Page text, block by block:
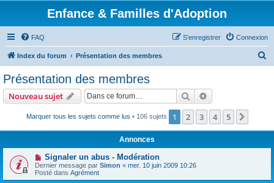
Enfance & Familles d'Adoption
FAQ Connexion
S’enregistrer
Index du forum Présentation des membres
Présentation des membres
Nouveau sujet Rechercher
Marquer tous les sujets comme lus • 106 sujets 1 2 3 4 5
Annonces
Signaler un abus - Modération
Dernier message par Simon « mer. 10 juin 2009 10:26
Posté dans Agrément